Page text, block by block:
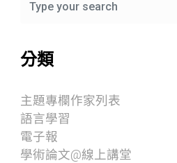
分類
主題專欄作家列表
語言學習
電子報
學術論文@線上講堂